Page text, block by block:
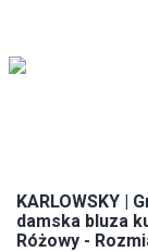
KARLOWSKY |
damska bluza
Różowy -